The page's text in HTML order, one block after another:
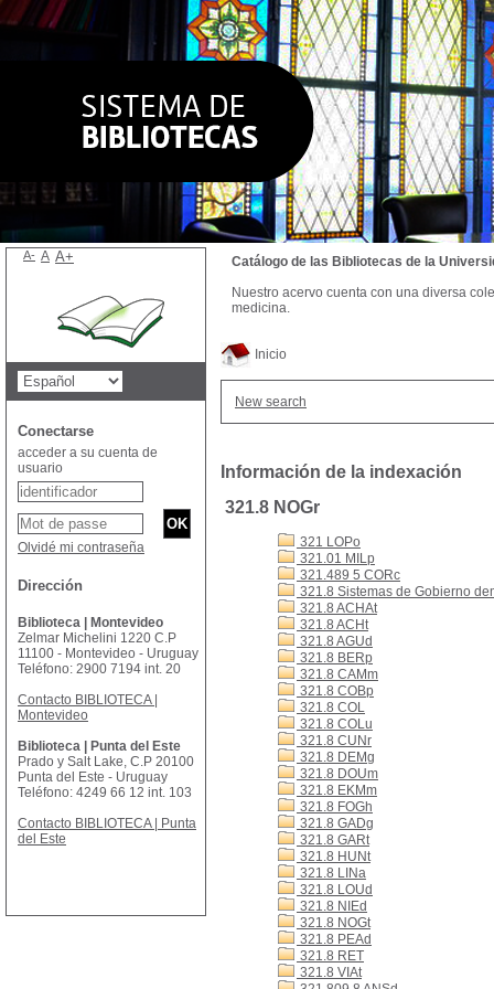
Inicio
New search
Información de la indexación
321.8 NOGr
321 LOPo
321.01 MILp
321.489 5 CORc
321.8 Sistemas de Gobierno
321.8 ACHAt
321.8 ACHt
321.8 AGUd
321.8 BERp
321.8 CAMm
321.8 COBp
321.8 COL
321.8 COLu
321.8 CUNr
321.8 DEMg
321.8 DOUm
321.8 EKMm
321.8 FOGh
321.8 GADg
321.8 GARt
321.8 HUNt
321.8 LINa
321.8 LOUd
321.8 NIEd
321.8 NOGt
321.8 PEAd
321.8 RET
321.8 VIAt
Catálogo de las Bibliotecas de la
Nuestro acervo cuenta con una diversa
medicina.
A- A A+
Conectarse
acceder a su cuenta de
usuario
Olvidé mi contraseña
Dirección
Biblioteca | Montevideo
Zelmar Michelini 1220 C.P
11100 - Montevideo - Uruguay
Teléfono: 2900 7194 int. 20
Contacto BIBLIOTECA |
Montevideo
Biblioteca | Punta del Este
Prado y Salt Lake, C.P 20100
Punta del Este - Uruguay
Teléfono: 4249 66 12 int. 103
Contacto BIBLIOTECA | Punta
del Este